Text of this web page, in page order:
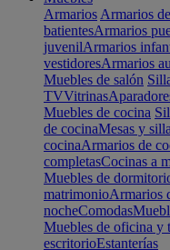
Armarios Armarios
batientesArmarios
juvenilArmarios
vestidoresArmarios
Muebles de salón
TVVitrinas
Muebles de cocina
de cocinaMesas y
cocinaArmarios de
completasCocinas a
Muebles de
matrimonioArmarios
nocheComodas
Muebles de oficina y
escritorioEstanterías